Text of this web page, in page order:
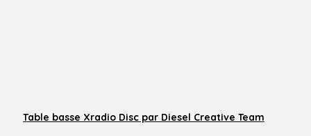
Table basse Xradio Disc par Diesel Creative Team